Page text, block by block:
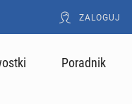
ZALOGUJ
Poradnik